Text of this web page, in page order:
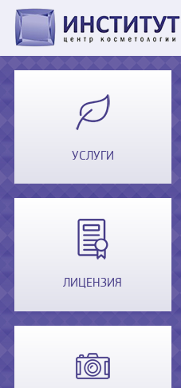
УСЛУГИ
ЛИЦЕНЗИЯ